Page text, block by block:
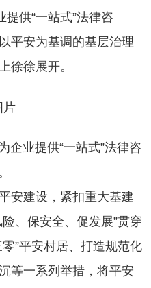
提供“一站式”法律咨
平安为基调的基层治理
徐徐展开。
企业提供“一站式”法律咨
建设，紧扣重大基建
、保安全、促发展”贯穿
”平安村居、打造规范化
等一系列举措，将平安